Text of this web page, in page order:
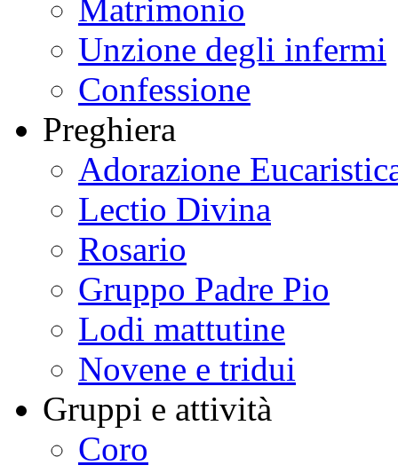
Matrimonio
Unzione degli infermi
Confessione
Preghiera
Adorazione
Lectio Divina
Rosario
Gruppo Padre Pio
Lodi mattutine
Novene e tridui
Gruppi e attività
Coro